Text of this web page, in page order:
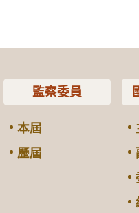
監察委員
本屆
歷屆